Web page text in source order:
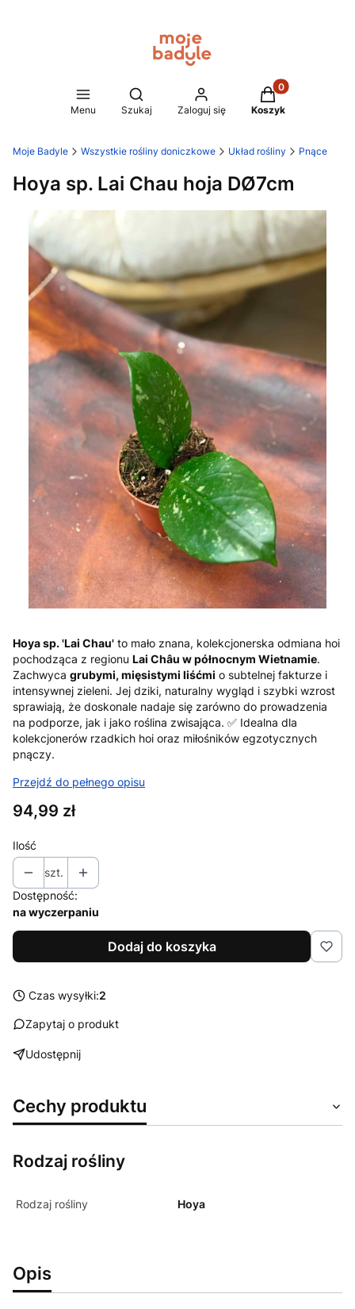
Menu
Otwórz wyszukiwarkę
Szukaj Zaloguj się
Produkty w
Koszyk
Moje Badyle Wszystkie rośliny doniczkowe Układ rośliny Pnące
Hoya sp. Lai Chau hoja DØ7cm
Hoya sp. 'Lai Chau' to mało znana, kolekcjonerska odmiana hoi
pochodząca z regionu Lai Châu w północnym Wietnamie.
Zachwyca grubymi, mięsistymi liśćmi o subtelnej fakturze i
intensywnej zieleni. Jej dziki, naturalny wygląd i szybki wzrost
sprawiają, że doskonale nadaje się zarówno do prowadzenia
na podporze, jak i jako roślina zwisająca. ✅ Idealna dla
kolekcjonerów rzadkich hoi oraz miłośników egzotycznych
pnączy.
Przejdź do pełnego opisu
Cena
94,99 zł
Ilość
szt.
Dostępność:
na wyczerpaniu
Dodaj do koszyka
Czas wysyłki:2
Zapytaj o produkt
Udostępnij
Cechy produktu
Rodzaj rośliny
Rodzaj rośliny Hoya
Opis